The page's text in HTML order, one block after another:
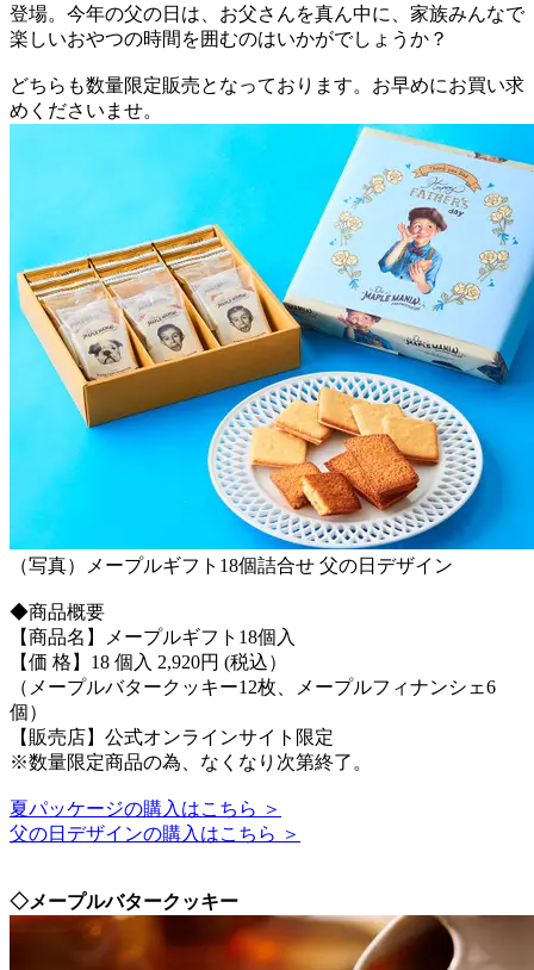
登場。今年の父の日は、お父さんを真ん中に、家族みんなで
楽しいおやつの時間を囲むのはいかがでしょうか？
どちらも数量限定販売となっております。お早めにお買い求
めくださいませ。
（写真）メープルギフト18個詰合せ 父の日デザイン
◆商品概要
【商品名】メープルギフト18個入
【価 格】18 個入 2,920円 (税込）
（メープルバタークッキー12枚、メープルフィナンシェ6
個）
【販売店】公式オンラインサイト限定
※数量限定商品の為、なくなり次第終了。
夏パッケージの購入はこちら ＞
父の日デザインの購入はこちら ＞
◇メープルバタークッキー